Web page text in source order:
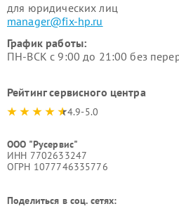
для юридических лиц
manager@fix-hp.ru
График работы:
ПН-ВСК с 9:00 до 21:00 без
Рейтинг сервисного центра
4.9-5.0
ООО "Русервис"
ИНН 7702633247
ОГРН 1077746335776
Поделиться в соц. сетях: